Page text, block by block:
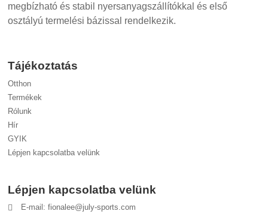
megbízható és stabil nyersanyagszállítókkal és első
osztályú termelési bázissal rendelkezik.
Tájékoztatás
Otthon
Termékek
Rólunk
Hír
GYIK
Lépjen kapcsolatba velünk
Lépjen kapcsolatba velünk
E-mail: fionalee@july-sports.com